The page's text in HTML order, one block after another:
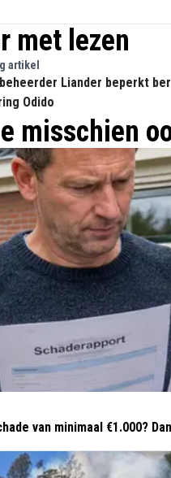
met lezen
artikel
Liander beperkt
Odido
misschien
van minimaal €1.000?